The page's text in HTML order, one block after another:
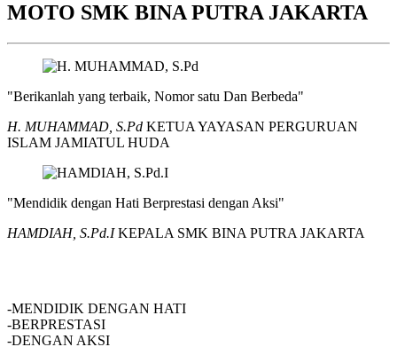
MOTO SMK BINA PUTRA JAKARTA
"Berikanlah yang terbaik, Nomor satu Dan Berbeda"
H. MUHAMMAD, S.Pd KETUA YAYASAN PERGURUAN
ISLAM JAMIATUL HUDA
"Mendidik dengan Hati Berprestasi dengan Aksi"
HAMDIAH, S.Pd.IKEPALA SMK BINA PUTRA JAKARTA
-MENDIDIK DENGAN HATI
-BERPRESTASI
-DENGAN AKSI